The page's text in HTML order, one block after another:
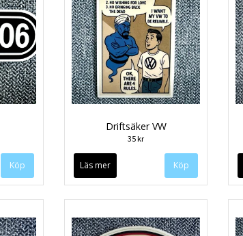
Driftsäker VW
35 kr
Läs mer